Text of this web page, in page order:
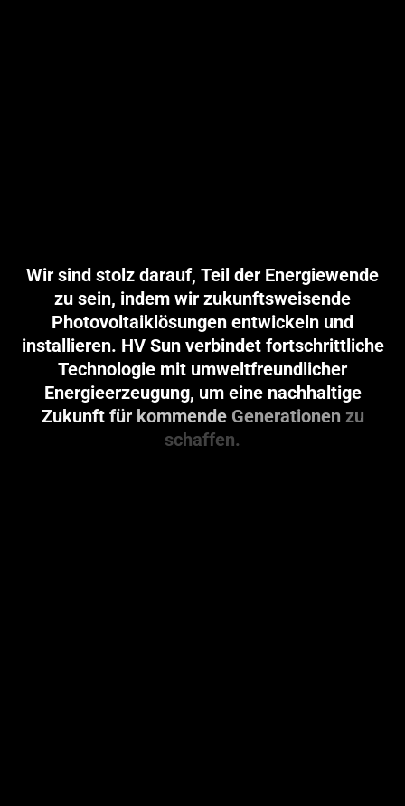
Wir sind stolz darauf, Teil der Energiewende
zu sein, indem wir zukunftsweisende
Photovoltaiklösungen entwickeln und
installieren. HV Sun verbindet fortschrittliche
Technologie mit umweltfreundlicher
Energieerzeugung, um eine nachhaltige
Zukunft für kommende Generationen zu
schaffen.